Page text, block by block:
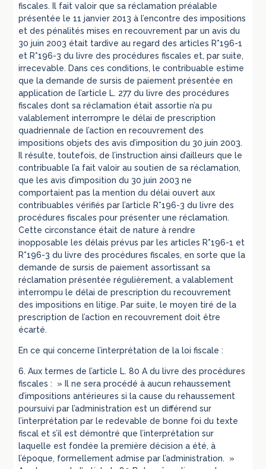
fiscales. Il fait valoir que sa réclamation préalable
présentée le 11 janvier 2013 à l’encontre des impositions
et des pénalités mises en recouvrement par un avis du
30 juin 2003 était tardive au regard des articles R*196-1
et R*196-3 du livre des procédures fiscales et, par suite,
irrecevable. Dans ces conditions, le contribuable estime
que la demande de sursis de paiement présentée en
application de l’article L. 277 du livre des procédures
fiscales dont sa réclamation était assortie n’a pu
valablement interrompre le délai de prescription
quadriennale de l’action en recouvrement des
impositions objets des avis d’imposition du 30 juin 2003.
Il résulte, toutefois, de l’instruction ainsi d’ailleurs que le
contribuable l’a fait valoir au soutien de sa réclamation,
que les avis d’imposition du 30 juin 2003 ne
comportaient pas la mention du délai ouvert aux
contribuables vérifiés par l’article R*196-3 du livre des
procédures fiscales pour présenter une réclamation.
Cette circonstance était de nature à rendre
inopposable les délais prévus par les articles R*196-1 et
R*196-3 du livre des procédures fiscales, en sorte que la
demande de sursis de paiement assortissant sa
réclamation présentée régulièrement, a valablement
interrompu le délai de prescription du recouvrement
des impositions en litige. Par suite, le moyen tiré de la
prescription de l’action en recouvrement doit être
écarté.
En ce qui concerne l’interprétation de la loi fiscale :
6. Aux termes de l’article L. 80 A du livre des procédures
fiscales : » Il ne sera procédé à aucun rehaussement
d’impositions antérieures si la cause du rehaussement
poursuivi par l’administration est un différend sur
l’interprétation par le redevable de bonne foi du texte
fiscal et s’il est démontré que l’interprétation sur
laquelle est fondée la première décision a été, à
l’époque, formellement admise par l’administration. »